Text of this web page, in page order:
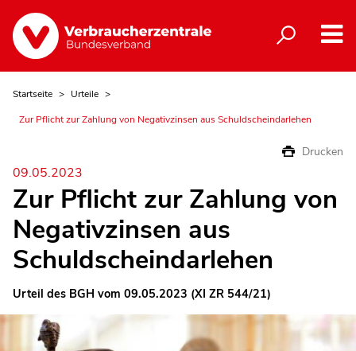
Startseite
Urteile
Zur Pflicht zur Zahlung von Negativzinsen aus Schuldscheindarlehen
Drucken
09.05.2023
Zur Pflicht zur Zahlung von
Negativzinsen aus
Schuldscheindarlehen
Urteil des BGH vom 09.05.2023 (XI ZR 544/21)